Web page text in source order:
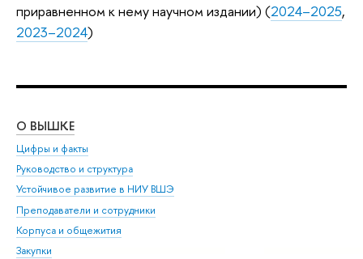
приравненном к нему научном издании) (2024–2025,
2023–2024)
О ВЫШКЕ
Цифры и факты
Руководство и структура
Устойчивое развитие в НИУ ВШЭ
Преподаватели и сотрудники
Корпуса и общежития
Закупки